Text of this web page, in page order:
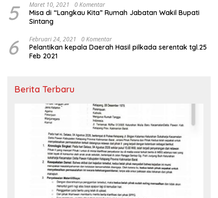
5 Maret 10, 2021 0 Komentar
Misa di “Langkau Kita” Rumah Jabatan Wakil Bupati
Sintang
6 Februari 24, 2021 0 Komentar
Pelantikan kepala Daerah Hasil pilkada serentak tgl.25
Feb 2021
Berita Terbaru